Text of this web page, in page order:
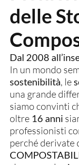
delle
Dal 2008
In un mondo
sostenibilità, le
una grande
siamo convinti
oltre 16 anni
professionisti
perché derivate